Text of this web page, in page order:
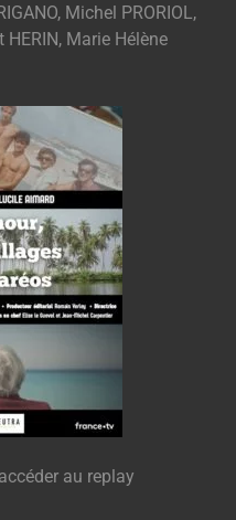
Michel PRORIOL,
Marie Hélène
au replay